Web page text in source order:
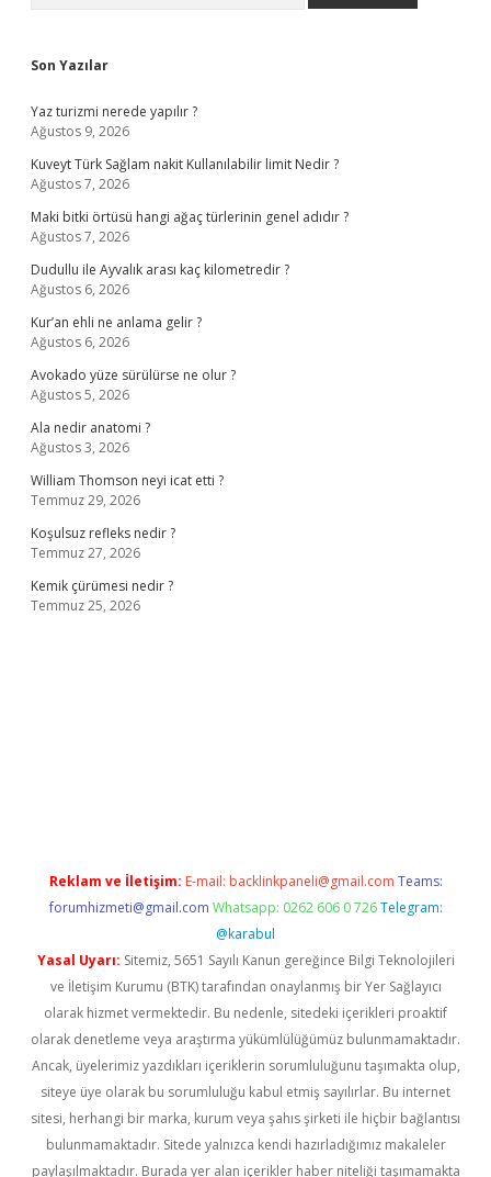
Son Yazılar
Yaz turizmi nerede yapılır ?
Ağustos 9, 2026
Kuveyt Türk Sağlam nakit Kullanılabilir limit Nedir ?
Ağustos 7, 2026
Maki bitki örtüsü hangi ağaç türlerinin genel adıdır ?
Ağustos 7, 2026
Dudullu ile Ayvalık arası kaç kilometredir ?
Ağustos 6, 2026
Kur’an ehli ne anlama gelir ?
Ağustos 6, 2026
Avokado yüze sürülürse ne olur ?
Ağustos 5, 2026
Ala nedir anatomi ?
Ağustos 3, 2026
William Thomson neyi icat etti ?
Temmuz 29, 2026
Koşulsuz refleks nedir ?
Temmuz 27, 2026
Kemik çürümesi nedir ?
Temmuz 25, 2026
Reklam ve İletişim: E-mail: backlinkpaneli@gmail.com Teams:
forumhizmeti@gmail.com Whatsapp: 0262 606 0 726 Telegram:
@karabul
Yasal Uyarı: Sitemiz, 5651 Sayılı Kanun gereğince Bilgi Teknolojileri
ve İletişim Kurumu (BTK) tarafından onaylanmış bir Yer Sağlayıcı
olarak hizmet vermektedir. Bu nedenle, sitedeki içerikleri proaktif
olarak denetleme veya araştırma yükümlülüğümüz bulunmamaktadır.
Ancak, üyelerimiz yazdıkları içeriklerin sorumluluğunu taşımakta olup,
siteye üye olarak bu sorumluluğu kabul etmiş sayılırlar. Bu internet
sitesi, herhangi bir marka, kurum veya şahıs şirketi ile hiçbir bağlantısı
bulunmamaktadır. Sitede yalnızca kendi hazırladığımız makaleler
paylaşılmaktadır. Burada yer alan içerikler haber niteliği taşımamakta